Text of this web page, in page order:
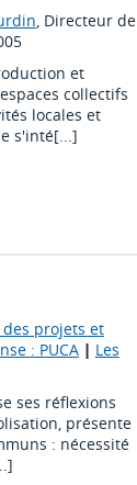
, Directeur de
et
collectifs
locales et
s'inté[...]
projets et
: PUCA| Les
ses réflexions
présente
: nécessité